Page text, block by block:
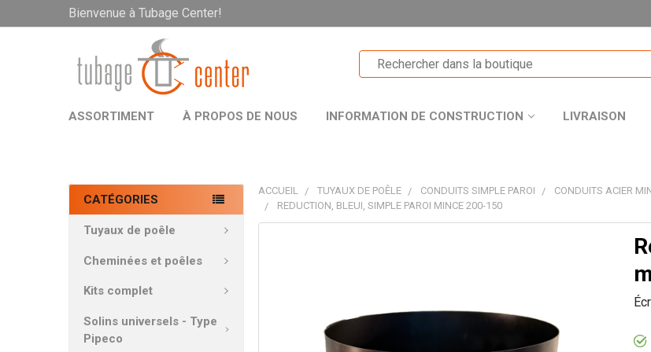
Bienvenue à Tubage Center!
ASSORTIMENT À PROPOS DE NOUS INFORMATION DE CONSTRUCTION LIVRAISON
CATÉGORIES
Tuyaux de poêle
Cheminées et poêles
Kits complet
Solins universels - Type
Pipeco
ACCUEIL TUYAUX DE POÊLE CONDUITS SIMPLE PAROI CONDUITS ACIER
REDUCTION, BLEUI, SIMPLE PAROI MINCE 200-150
TOUT
SÉLECTIONNER